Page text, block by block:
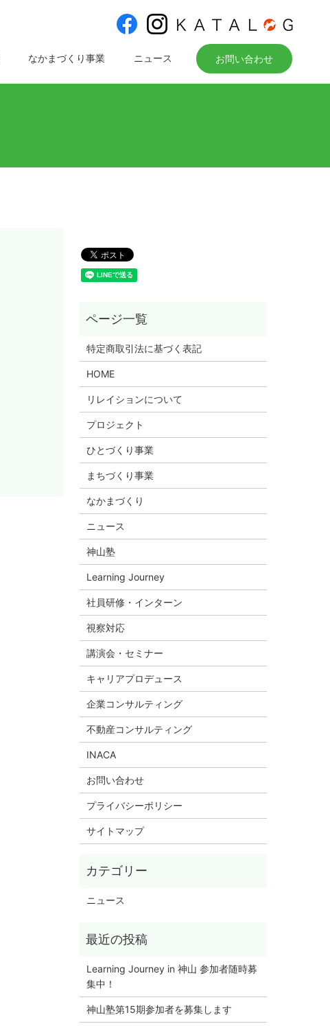
なかまづくり事業 ニュース お問い合わせ
特定商取引法に基づく表記
HOME
リレイションについて
プロジェクト
ひとづくり事業
まちづくり事業
なかまづくり
ニュース
神山塾
Learning Journey
社員研修・インターン
視察対応
講演会・セミナー
キャリアプロデュース
企業コンサルティング
不動産コンサルティング
INACA
お問い合わせ
プライバシーポリシー
サイトマップ
ニュース
Learning Journey in 神山 参加者随時募
集中！
神山塾第15期参加者を募集します